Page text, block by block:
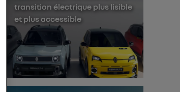
transition électrique plus lisible
et plus accessible